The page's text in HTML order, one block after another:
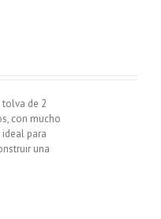
tolva de 2
con mucho
para
una